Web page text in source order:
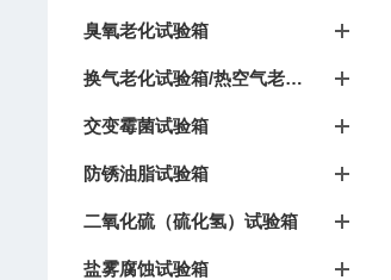
臭氧老化试验箱
换气老化试验箱/热空气老化箱
交变霉菌试验箱
防锈油脂试验箱
二氧化硫（硫化氢）试验箱
盐雾腐蚀试验箱